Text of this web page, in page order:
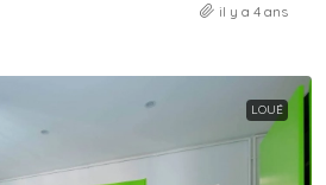
il y a 4 ans
LOUÉ